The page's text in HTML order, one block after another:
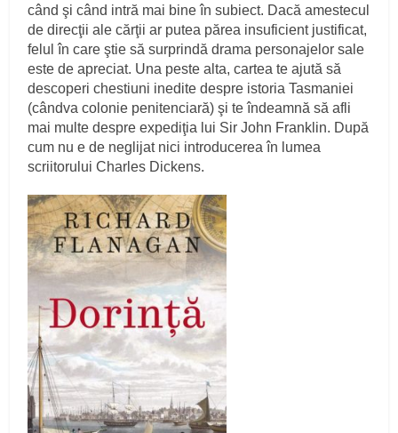
când şi când intră mai bine în subiect. Dacă amestecul
de direcţii ale cărţii ar putea părea insuficient justificat,
felul în care ştie să surprindă drama personajelor sale
este de apreciat. Una peste alta, cartea te ajută să
descoperi chestiuni inedite despre istoria Tasmaniei
(cândva colonie penitenciară) şi te îndeamnă să afli
mai multe despre expediţia lui Sir John Franklin. După
cum nu e de neglijat nici introducerea în lumea
scriitorului Charles Dickens.